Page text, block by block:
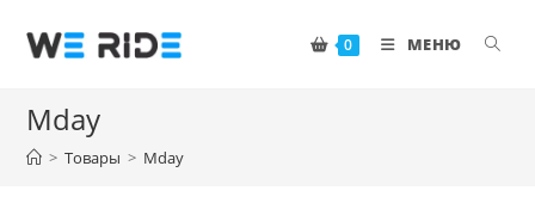
0 МЕНЮ
Mday
> Товары > Mday